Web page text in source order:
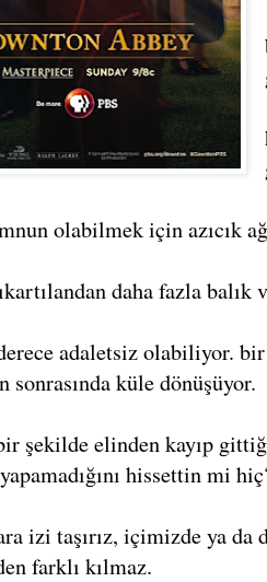
olabilmek için azıcık
daha fazla balık
adaletsiz olabiliyor.
sonrasında küle dönüşüyor.
şekilde elinden kayıp
hissettin mi
izi taşırız, içimizde ya da
farklı kılmaz.